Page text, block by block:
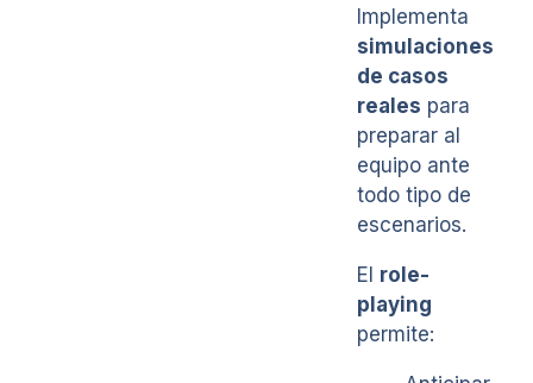
Implementa
simulaciones
de casos
reales para
preparar al
equipo ante
todo tipo de
escenarios.
El role-
playing
permite: